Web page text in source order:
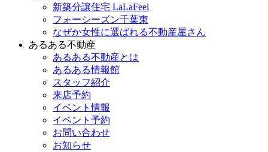
新築分譲住宅 LaLaFeel
フォーシーズン千葉東
なぜか女性に選ばれる不動産屋さん
あるある不動産
あるある不動産とは
あるある情報館
スタッフ紹介
来店予約
イベント情報
イベント予約
お問い合わせ
お知らせ